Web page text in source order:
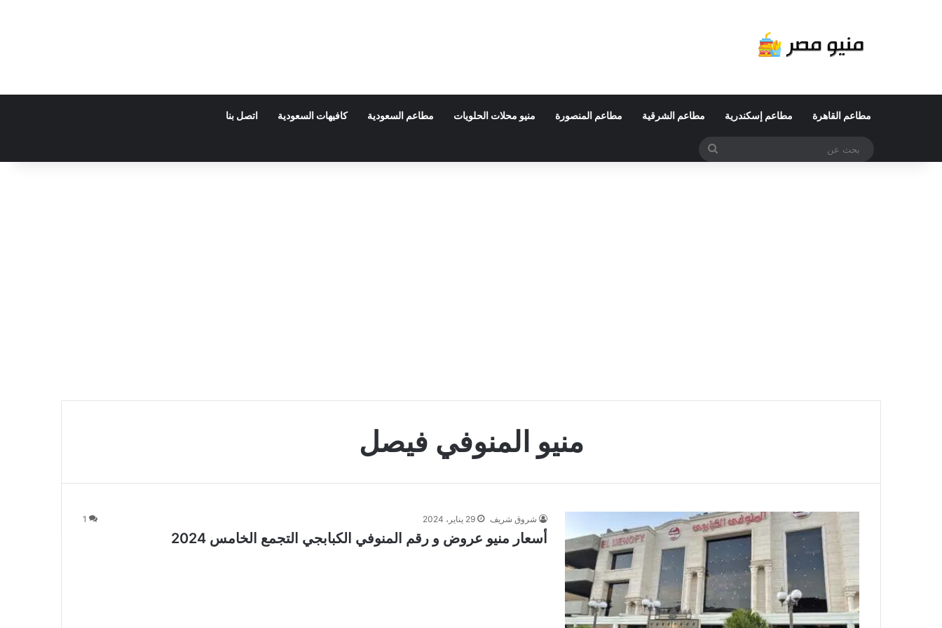
مطاعم القاهرة مطاعم إسكندرية مطاعم الشرقية مطاعم المنصورة منيو محلات الحلويات مطاعم السعودية كافيهات السعودية اتصل بنا
منيو المنوفي فيصل
شروق شريف 29 يناير، 2024 1
أسعار منيو عروض و رقم المنوفي الكبابجي التجمع الخامس 2024